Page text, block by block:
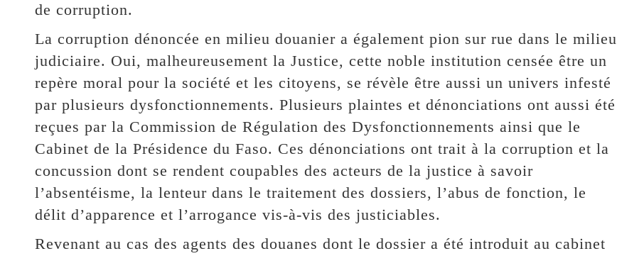
de corruption.
La corruption dénoncée en milieu douanier a également pion sur rue dans le milieu
judiciaire. Oui, malheureusement la Justice, cette noble institution censée être un
repère moral pour la société et les citoyens, se révèle être aussi un univers infesté
par plusieurs dysfonctionnements. Plusieurs plaintes et dénonciations ont aussi été
reçues par la Commission de Régulation des Dysfonctionnements ainsi que le
Cabinet de la Présidence du Faso. Ces dénonciations ont trait à la corruption et la
concussion dont se rendent coupables des acteurs de la justice à savoir
l’absentéisme, la lenteur dans le traitement des dossiers, l’abus de fonction, le
délit d’apparence et l’arrogance vis-à-vis des justiciables.
Revenant au cas des agents des douanes dont le dossier a été introduit au cabinet